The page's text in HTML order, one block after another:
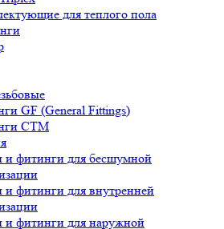
для теплого пола
GF (General Fittings)
CTM
и фитинги для бесшумной
и фитинги для внутренней
и фитинги для наружной